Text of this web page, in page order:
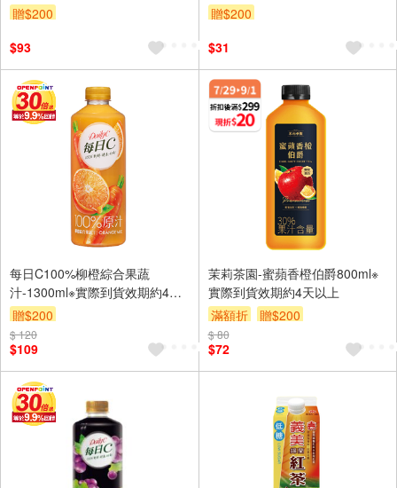
贈$200
$93
贈$200
$31
每日C100%柳橙綜合果蔬
汁-1300ml※實際到貨效期約4天
以上
贈$200
$ 120
$109
茉莉茶園-蜜蘋香橙伯爵800ml※
實際到貨效期約4天以上
滿額折
贈$200
$ 80
$72